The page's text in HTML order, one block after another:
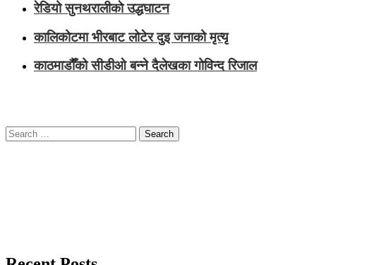
रेडियो सुनथरालीकाे उद्धघाटन
कालिकोटमा भीरबाट लोटेर दुइ जनाको मृत्यृ
काठमाडौँको सीडीओ बन्ने दैलेखका गोविन्द रिजाल
Search
for: